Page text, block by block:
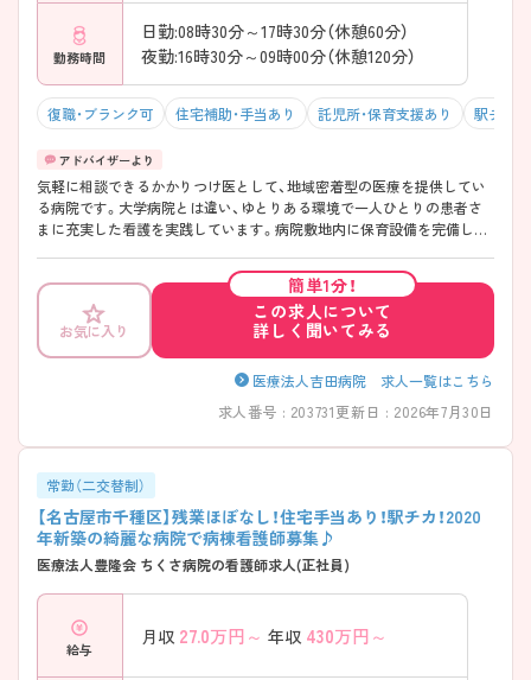
勤務時間
日勤:08時30分～17時30分（休憩60分）
夜勤:16時30分～09時00分（休憩120分）
復職・ブランク可 住宅補助・手当あり 託児所・保育支援あり 駅チカ（
気軽に相談できるかかりつけ医として、地域密着型の医療を提供してい
る病院です。大学病院とは違い、ゆとりある環境で一人ひとりの患者さ
まに充実した看護を実践しています。病院敷地内に保育設備を完備して
近くで、細かいところまで行き届いた、親切かつ丁寧な看護をされていき
たい方におすすめです。ぜひご相談ください。
お気に入り
簡単1分！
この求人について
詳しく聞いてみる
医療法人吉田病院 求人一覧はこちら
求人番号 : 203731更新日 : 2026年7月30日
常勤（二交替制）
【名古屋市千種区】残業ほぼなし！住宅手当あり！駅チカ！2020
年新築の綺麗な病院で病棟看護師募集♪
医療法人豊隆会 ちくさ病院の看護師求人(正社員)
給与
月収 27.0万円～ 年収 430万円～